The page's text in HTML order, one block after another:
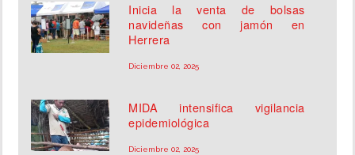
Inicia la venta de bolsas
navideñas con jamón en
Herrera
Diciembre 02, 2025
MIDA intensifica vigilancia
epidemiológica
Diciembre 02, 2025